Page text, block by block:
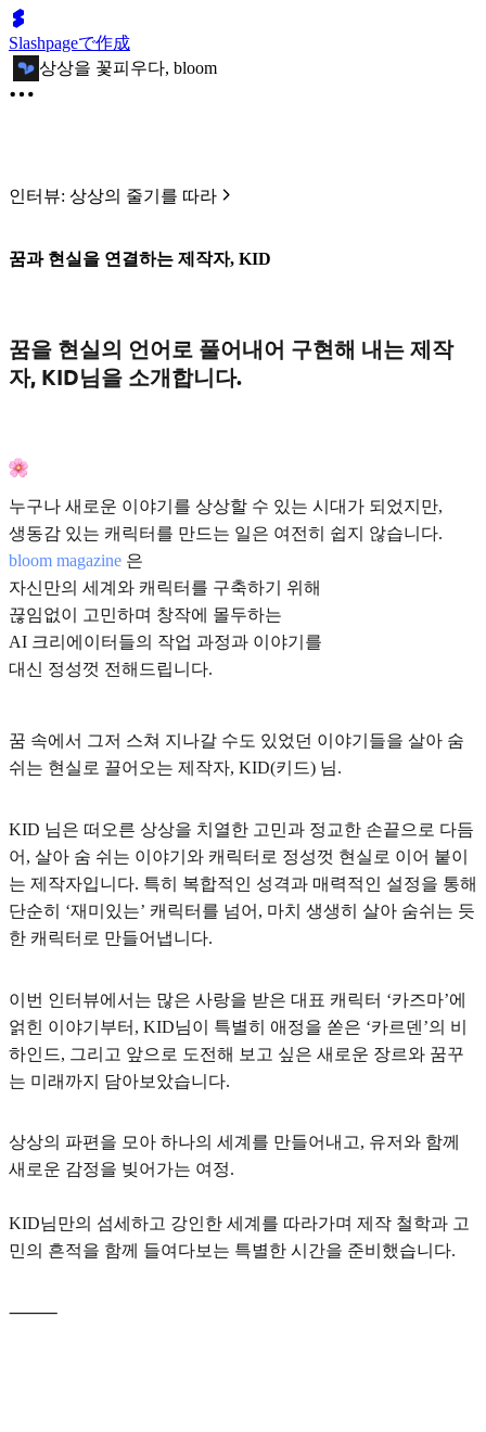
Slashpageで作成
상상을 꽃피우다, bloom
인터뷰: 상상의 줄기를 따라
꿈과 현실을 연결하는 제작자, KID
꿈을 현실의 언어로 풀어내어 구현해 내는 제작
자, KID님을 소개합니다.
누구나 새로운 이야기를 상상할 수 있는 시대가 되었지만,
생동감 있는 캐릭터를 만드는 일은 여전히 쉽지 않습니다.
bloom magazine 은
자신만의 세계와 캐릭터를 구축하기 위해
끊임없이 고민하며 창작에 몰두하는
AI 크리에이터들의 작업 과정과 이야기를
대신 정성껏 전해드립니다.
꿈 속에서 그저 스쳐 지나갈 수도 있었던 이야기들을 살아 숨
쉬는 현실로 끌어오는 제작자, KID(키드) 님.
KID 님은 떠오른 상상을 치열한 고민과 정교한 손끝으로 다듬
어, 살아 숨 쉬는 이야기와 캐릭터로 정성껏 현실로 이어 붙이
는 제작자입니다. 특히 복합적인 성격과 매력적인 설정을 통해
단순히 ‘재미있는’ 캐릭터를 넘어, 마치 생생히 살아 숨쉬는 듯
한 캐릭터로 만들어냅니다.
이번 인터뷰에서는 많은 사랑을 받은 대표 캐릭터 ‘카즈마’에
얽힌 이야기부터, KID님이 특별히 애정을 쏟은 ‘카르덴’의 비
하인드, 그리고 앞으로 도전해 보고 싶은 새로운 장르와 꿈꾸
는 미래 까지 담아보았습니다.
상상의 파편을 모아 하나의 세계를 만들어내고, 유저와 함께
새로운 감정을 빚어가는 여정.
KID님만의 섬세하고 강인한 세계를 따라가며 제작 철학과 고
민의 흔적을 함께 들여다보는 특별한 시간을 준비했습니다.
⸻